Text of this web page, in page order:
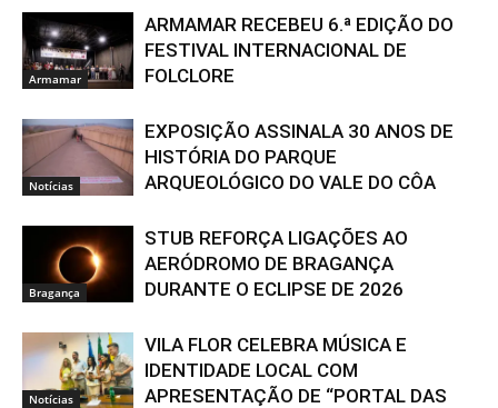
Armamar
ARMAMAR RECEBEU 6.ª EDIÇÃO DO
FESTIVAL INTERNACIONAL DE
FOLCLORE
Notícias
EXPOSIÇÃO ASSINALA 30 ANOS DE
HISTÓRIA DO PARQUE
ARQUEOLÓGICO DO VALE DO CÔA
Bragança
STUB REFORÇA LIGAÇÕES AO
AERÓDROMO DE BRAGANÇA
DURANTE O ECLIPSE DE 2026
Notícias
VILA FLOR CELEBRA MÚSICA E
IDENTIDADE LOCAL COM
APRESENTAÇÃO DE “PORTAL DAS